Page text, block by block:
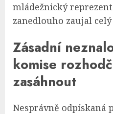
mládežnický
zanedlouho zaujal
Zásadní
komise
zasáhnout
Nesprávně odpískaná